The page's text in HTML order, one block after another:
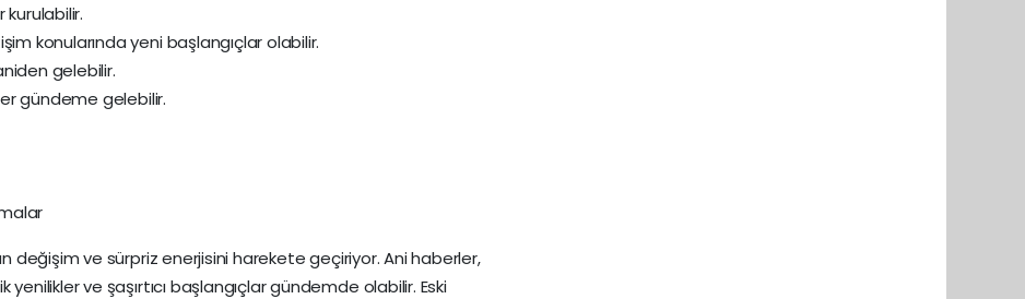
kurulabilir.
konularında yeni başlangıçlar olabilir.
gelebilir.
gündeme gelebilir.
değişim ve sürpriz enerjisini harekete geçiriyor. Ani haberler,
ve şaşırtıcı başlangıçlar gündemde olabilir. Eski